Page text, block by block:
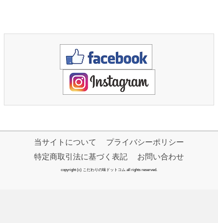
当サイトについて
プライバシーポリシー
特定商取引法に基づく表記
お問い合わせ
copyright (c) こだわりの味ドットコム all rights reserved.